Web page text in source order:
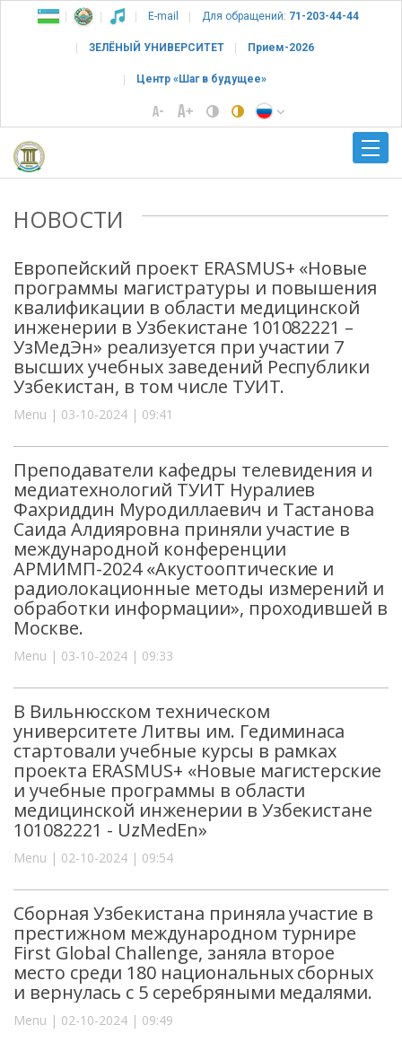
E-mail Для обращений: 71-203-44-44
ЗЕЛЁНЫЙ УНИВЕРСИТЕТ Прием-2026
Центр «Шаг в будущее»
НОВОСТИ
Европейский проект ERASMUS+ «Новые
программы магистратуры и повышения
квалификации в области медицинской
инженерии в Узбекистане 101082221 –
УзМедЭн» реализуется при участии 7
высших учебных заведений Республики
Узбекистан, в том числе ТУИТ.
Menu | 03-10-2024 | 09:41
Преподаватели кафедры телевидения и
медиатехнологий ТУИТ Нуралиев
Фахриддин Муродиллаевич и Тастанова
Саида Алдияровна приняли участие в
международной конференции
АРМИМП-2024 «Акустооптические и
радиолокационные методы измерений и
обработки информации», проходившей в
Москве.
Menu | 03-10-2024 | 09:33
В Вильнюсском техническом
университете Литвы им. Гедиминаса
стартовали учебные курсы в рамках
проекта ERASMUS+ «Новые магистерские
и учебные программы в области
медицинской инженерии в Узбекистане
101082221 - UzMedEn»
Menu | 02-10-2024 | 09:54
Сборная Узбекистана приняла участие в
престижном международном турнире
First Global Challenge, заняла второе
место среди 180 национальных сборных
и вернулась с 5 серебряными медалями.
Menu | 02-10-2024 | 09:49